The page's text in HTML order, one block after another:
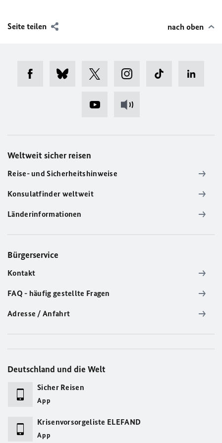
Seite teilen nach oben
Weltweit sicher reisen
Reise- und Sicherheitshinweise
Konsulatfinder weltweit
Länderinformationen
Bürgerservice
Kontakt
FAQ - häufig gestellte Fragen
Adresse / Anfahrt
Deutschland und die Welt
Sicher Reisen
App
Krisenvorsorgeliste ELEFAND
App